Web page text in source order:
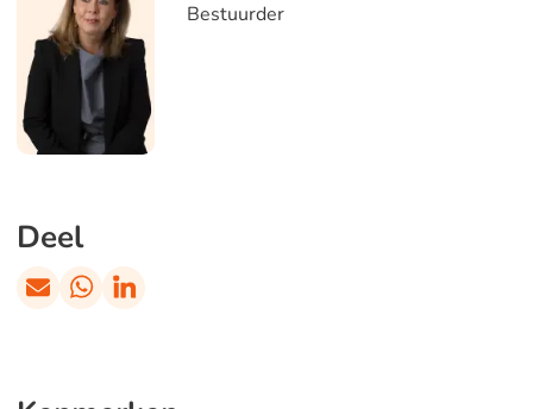
Bestuurder
Deel